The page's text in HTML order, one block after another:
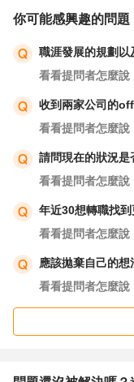
你可能感興趣的問題
職涯發展的規劃以
看看提問者怎麼說
收到兩家公司的
看看提問者怎麼說
請問現在的狀況是
看看提問者怎麼說
年近30想轉職找
看看提問者怎麼說
應該拋棄自己的
看看提問者怎麼說